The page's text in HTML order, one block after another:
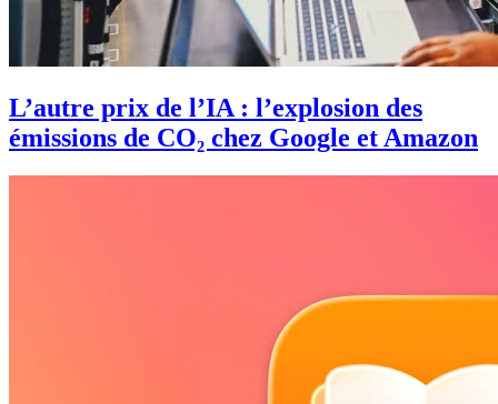
L’autre prix de l’IA : l’explosion des
émissions de CO₂ chez Google et Amazon